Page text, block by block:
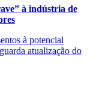
à indústria de
à potencial
atualização do